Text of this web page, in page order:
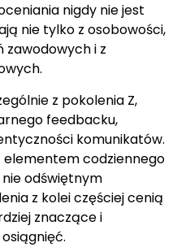
nigdy nie jest
nie tylko z osobowości,
zawodowych i z
z pokolenia Z,
feedbacku,
komunikatów.
elementem codziennego
odświętnym
z kolei częściej cenią
znaczące i